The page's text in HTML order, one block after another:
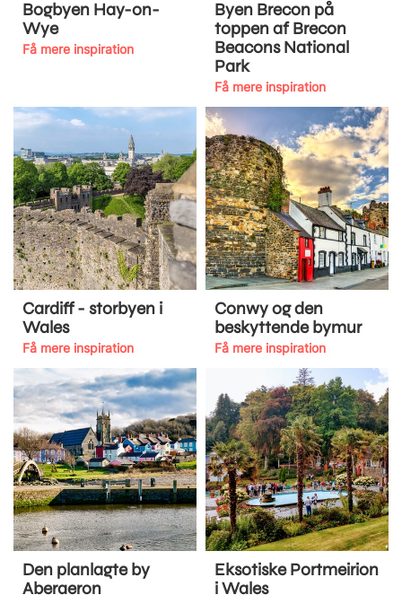
Bogbyen Hay-on-
Wye
Få mere inspiration
Byen Brecon på
toppen af Brecon
Beacons National
Park
Få mere inspiration
Cardiff - storbyen i
Wales
Få mere inspiration
Conwy og den
beskyttende bymur
Få mere inspiration
Den planlagte by
Aberaeron
Eksotiske Portmeirion
i Wales